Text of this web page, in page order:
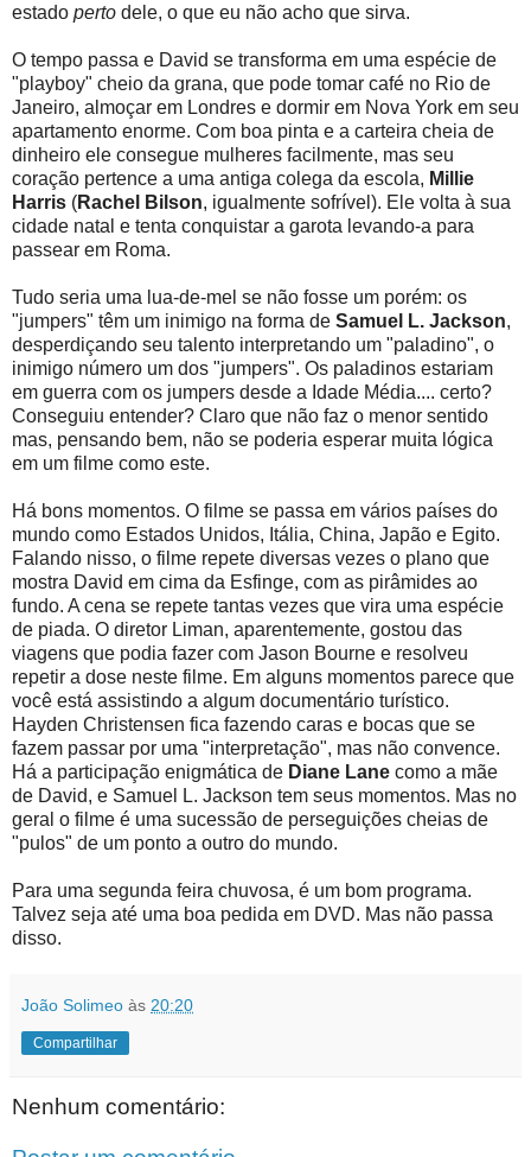
estado perto dele, o que eu não acho que sirva.
O tempo passa e David se transforma em uma espécie de
"playboy" cheio da grana, que pode tomar café no Rio de
Janeiro, almoçar em Londres e dormir em Nova York em seu
apartamento enorme. Com boa pinta e a carteira cheia de
dinheiro ele consegue mulheres facilmente, mas seu
coração pertence a uma antiga colega da escola, Millie
Harris (Rachel Bilson, igualmente sofrível). Ele volta à sua
cidade natal e tenta conquistar a garota levando-a para
passear em Roma.
Tudo seria uma lua-de-mel se não fosse um porém: os
"jumpers" têm um inimigo na forma de Samuel L. Jackson,
desperdiçando seu talento interpretando um "paladino", o
inimigo número um dos "jumpers". Os paladinos estariam
em guerra com os jumpers desde a Idade Média.... certo?
Conseguiu entender? Claro que não faz o menor sentido
mas, pensando bem, não se poderia esperar muita lógica
em um filme como este.
Há bons momentos. O filme se passa em vários países do
mundo como Estados Unidos, Itália, China, Japão e Egito.
Falando nisso, o filme repete diversas vezes o plano que
mostra David em cima da Esfinge, com as pirâmides ao
fundo. A cena se repete tantas vezes que vira uma espécie
de piada. O diretor Liman, aparentemente, gostou das
viagens que podia fazer com Jason Bourne e resolveu
repetir a dose neste filme. Em alguns momentos parece que
você está assistindo a algum documentário turístico.
Hayden Christensen fica fazendo caras e bocas que se
fazem passar por uma "interpretação", mas não convence.
Há a participação enigmática de Diane Lane como a mãe
de David, e Samuel L. Jackson tem seus momentos. Mas no
geral o filme é uma sucessão de perseguições cheias de
"pulos" de um ponto a outro do mundo.
Para uma segunda feira chuvosa, é um bom programa.
Talvez seja até uma boa pedida em DVD. Mas não passa
disso.
João Solimeo às 20:20
Compartilhar
Nenhum comentário: